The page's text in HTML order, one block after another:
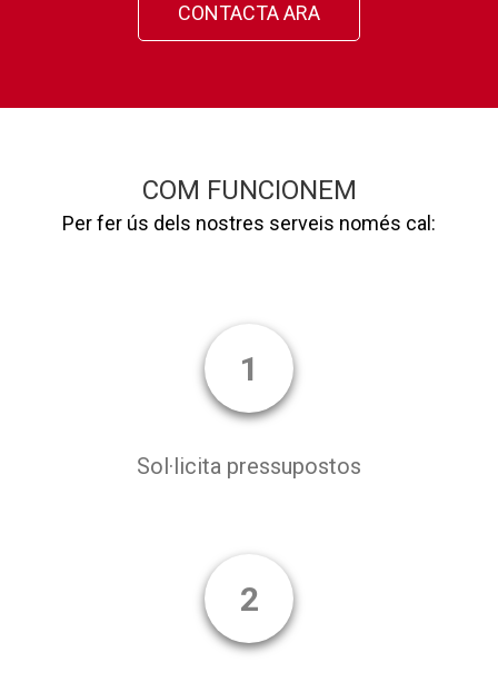
CONTACTA ARA
COM FUNCIONEM
Per fer ús dels nostres serveis només cal:
1
Sol·licita pressupostos
2